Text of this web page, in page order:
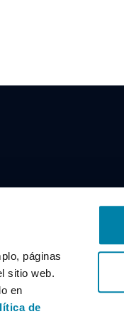
páginas
sitio web.
en
de